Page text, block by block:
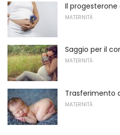
Il
MATERNITÀ
Saggio per il
MATERNITÀ
Trasferimento
MATERNITÀ